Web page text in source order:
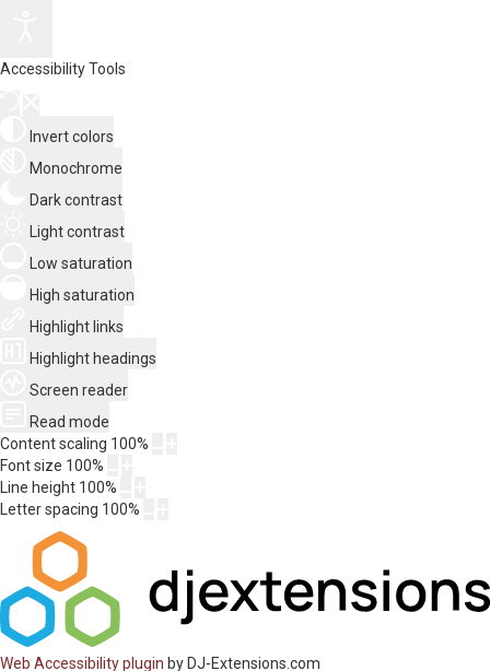
Accessibility Tools
Invert colors
Monochrome
Dark contrast
Light contrast
Low saturation
High saturation
Highlight links
Highlight headings
Screen reader
Read mode
Content scaling 100%
Font size 100%
Line height 100%
Letter spacing 100%
Web Accessibility plugin by DJ-Extensions.com